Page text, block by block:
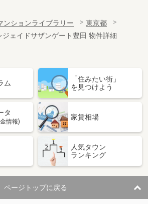
ンションライブラリー
東京都
ジェイドサザンゲート豊田 物件詳細
ム
「住みたい街」
を見つけよう
タ
情報)
家賃相場
人気タウン
ランキング
ページトップに戻る